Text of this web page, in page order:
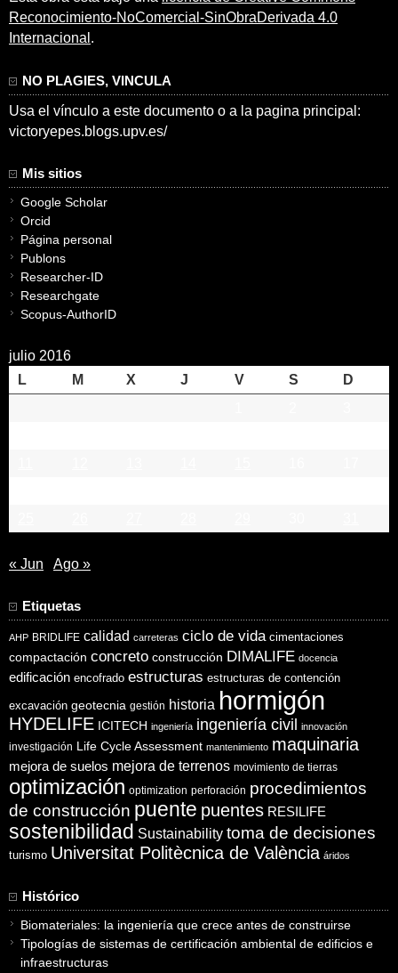
Reconocimiento-NoComercial-SinObraDerivada 4.0
Internacional .
NO PLAGIES, VINCULA
Usa el vínculo a este documento o a la pagina principal:
victoryepes.blogs.upv.es/
Mis sitios
Google Scholar
Orcid
Página personal
Publons
Researcher-ID
Researchgate
Scopus-AuthorID
julio 2016
L
M X J V S
D
« Jun Ago »
Etiquetas
AHP BRIDLIFE calidad carreteras ciclo de vida cimentaciones
compactación concreto construcción DIMALIFE docencia
edificación encofrado estructuras estructuras de contención
excavación geotecnia gestión historia hormigón
HYDELIFE ICITECH ingeniería ingeniería civil innovación
investigación Life Cycle Assessment mantenimiento maquinaria
mejora de suelos mejora de terrenos movimiento de tierras
optimización optimization perforación procedimientos
de construcción puente puentes RESILIFE
sostenibilidad Sustainability toma de decisiones
turismo Universitat Politècnica de València áridos
Histórico
Biomateriales: la ingeniería que crece antes de construirse
Tipologías de sistemas de certificación ambiental de edificios e
infraestructuras